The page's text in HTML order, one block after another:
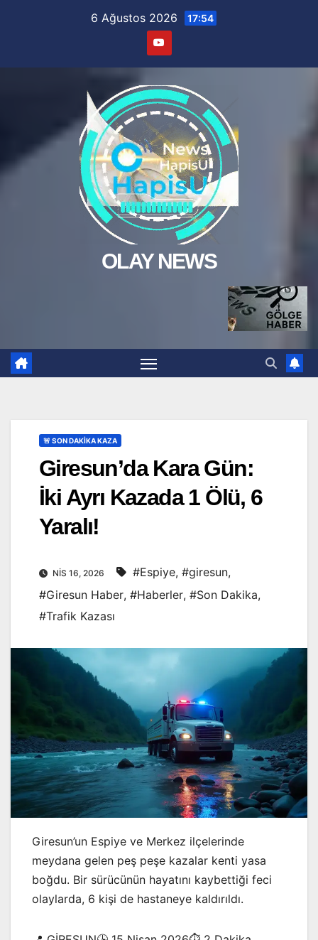
6 Ağustos 2026 17:54
OLAY NEWS
🚨 SON DAKİKA KAZA
Giresun’da Kara Gün:
İki Ayrı Kazada 1 Ölü, 6
Yaralı!
NIS 16, 2026 #Espiye, #giresun,
#Giresun Haber, #Haberler, #Son Dakika,
#Trafik Kazası
Giresun’un Espiye ve Merkez ilçelerinde
meydana gelen peş peşe kazalar kenti yasa
boğdu. Bir sürücünün hayatını kaybettiği feci
olaylarda, 6 kişi de hastaneye kaldırıldı.